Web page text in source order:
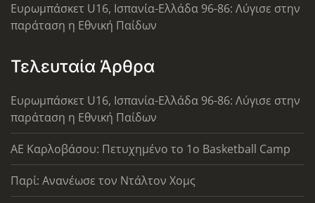
Ευρωμπάσκετ U16, Ισπανία-Ελλάδα 96-86: Λύγισε στην
παράταση η Εθνική Παίδων
Τελευταία Άρθρα
Ευρωμπάσκετ U16, Ισπανία-Ελλάδα 96-86: Λύγισε στην
παράταση η Εθνική Παίδων
ΑΕ Καρλοβάσου: Πετυχημένο το 1ο Basketball Camp
Παρί: Ανανέωσε τον Ντάλτον Χομς